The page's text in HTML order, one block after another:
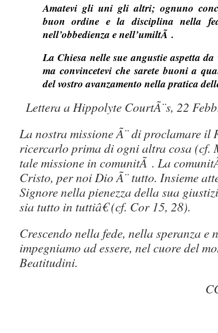
Amatevi gli uni gli altri; ognuno
buon ordine e la disciplina nella
nell’obbedienza e nell’umiltÃ .
La Chiesa nelle sue angustie aspetta
ma convincetevi che sarete buoni a
del vostro avanzamento nella pratica
Lettera a Hippolyte CourtÃ¨s, 22
La nostra missione Ã¨ di proclamare il
ricercarlo prima di ogni altra cosa (cf.
tale missione in comunitÃ . La
Cristo, per noi Dio Ã¨ tutto. Insieme
Signore nella pienezza della sua
sia tutto in tuttiâ€ (cf. Cor 15, 28).
Crescendo nella fede, nella speranza
impegniamo ad essere, nel cuore del
Beatitudini.